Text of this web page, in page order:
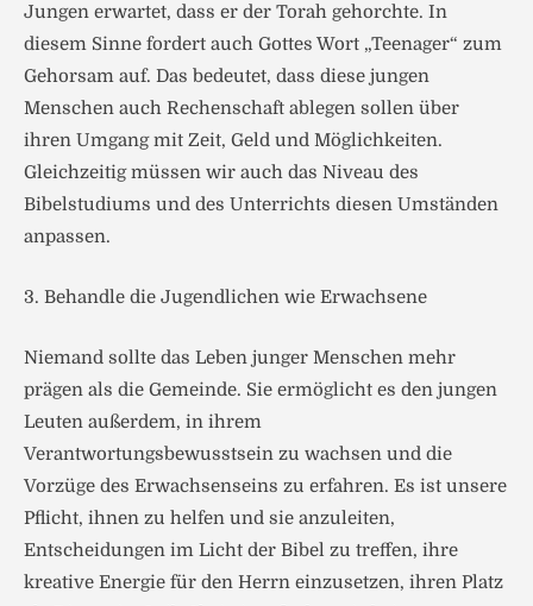
Jungen erwartet, dass er der Torah gehorchte. In
diesem Sinne fordert auch Gottes Wort „Teenager“ zum
Gehorsam auf. Das bedeutet, dass diese jungen
Menschen auch Rechenschaft ablegen sollen über
ihren Umgang mit Zeit, Geld und Möglichkeiten.
Gleichzeitig müssen wir auch das Niveau des
Bibelstudiums und des Unterrichts diesen Umständen
anpassen.
3. Behandle die Jugendlichen wie Erwachsene
Niemand sollte das Leben junger Menschen mehr
prägen als die Gemeinde. Sie ermöglicht es den jungen
Leuten außerdem, in ihrem
Verantwortungsbewusstsein zu wachsen und die
Vorzüge des Erwachsenseins zu erfahren. Es ist unsere
Pflicht, ihnen zu helfen und sie anzuleiten,
Entscheidungen im Licht der Bibel zu treffen, ihre
kreative Energie für den Herrn einzusetzen, ihren Platz